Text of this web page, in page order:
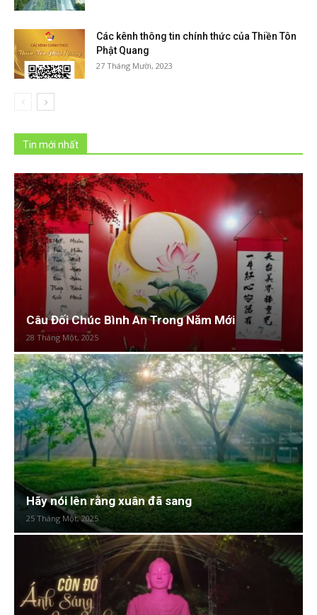
Các kênh thông tin chính thức của Thiền Tôn
Phật Quang
27 Tháng Mười, 2023
Tin mới nhất
Câu Đối Chúc Bình An Trong Năm Mới
28 Tháng Một, 2025
Hãy nói lên rằng xuân đã sang
25 Tháng Một, 2025